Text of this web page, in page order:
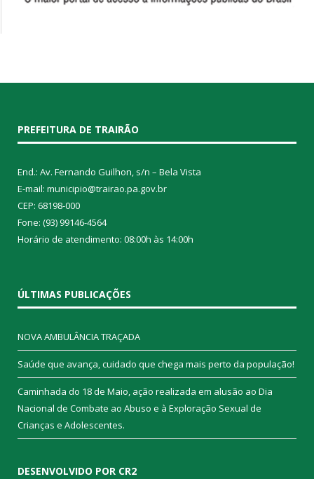
PREFEITURA DE TRAIRÃO
End.: Av. Fernando Guilhon, s/n – Bela Vista
E-mail: municipio@trairao.pa.gov.br
CEP: 68198-000
Fone: (93) 99146-4564
Horário de atendimento: 08:00h às 14:00h
ÚLTIMAS PUBLICAÇÕES
NOVA AMBULÂNCIA TRAÇADA
Saúde que avança, cuidado que chega mais perto da população!
Caminhada do 18 de Maio, ação realizada em alusão ao Dia
Nacional de Combate ao Abuso e à Exploração Sexual de
Crianças e Adolescentes.
DESENVOLVIDO POR CR2